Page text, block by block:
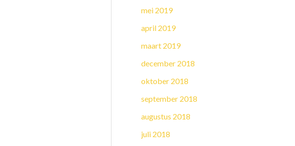
mei 2019
april 2019
maart 2019
december 2018
oktober 2018
september 2018
augustus 2018
juli 2018